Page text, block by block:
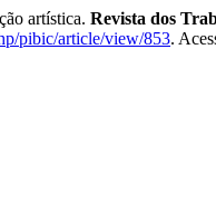
artística. Revista dos
pibic/article/view/853.